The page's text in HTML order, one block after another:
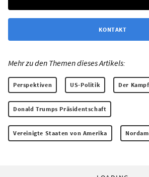
KONTAKT
Mehr zu den Themen dieses Artikels:
Perspektiven US-Politik Der
Donald Trumps Präsidentschaft
Vereinigte Staaten von Amerika